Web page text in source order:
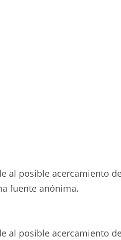
al posible acercamiento
fuente anónima.
al posible acercamiento